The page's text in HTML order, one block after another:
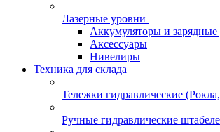
Лазерные уровни
Аккумуляторы и зарядные
Аксессуары
Нивелиры
Техника для склада
Тележки гидравлические
Ручные гидравлические